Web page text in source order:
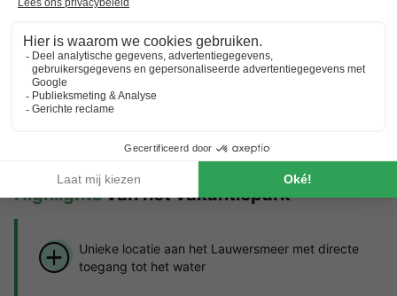
*Raadpleeg de details van de accommodatie voor de specifieke
voorwaarden.
Over Landal Esonstad
Highlightsvan het vakantiepark
Unieke locatie aan het Lauwersmeer met directe
toegang tot het water